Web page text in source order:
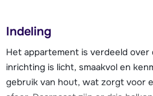
Gardena maakt deel uit van de
een skitocht die door drie andere
skibus stopt al op 50 meter van
winter ca. 1x p/u).
In het gehuchtje Bulla zijn enkele
andere voorzieningen zoals de
Indeling
Het appartement is verdeeld over
inrichting is licht, smaakvol en
gebruik van hout, wat zorgt voor